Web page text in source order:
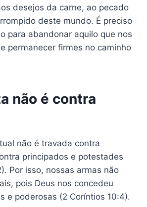
desejos da carne, ao pecado
deste mundo. É preciso
para abandonar aquilo que nos
permanecer firmes no caminho
não é contra
não é travada contra
principados e potestades
Por isso, nossas armas não
pois Deus nos concedeu
e poderosas (2 Coríntios 10:4).